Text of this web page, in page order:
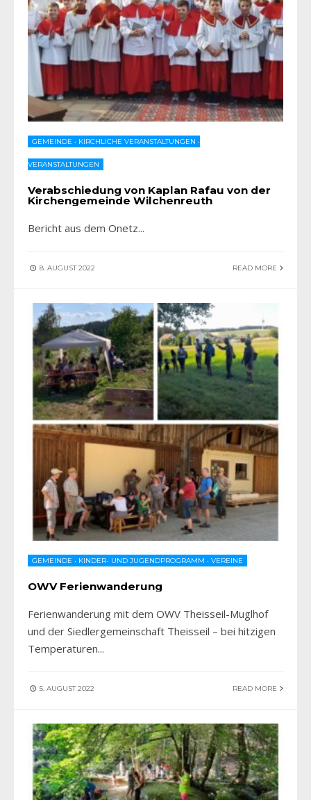
GEMEINDE • KIRCHLICHE VERANSTALTUNGEN •
VERANSTALTUNGEN
Verabschiedung von Kaplan Rafau von der
Kirchengemeinde Wilchenreuth
Bericht aus dem Onetz...
8. AUGUST 2022 READ MORE
GEMEINDE • KINDER- UND JUGENDPROGRAMM • VEREINE
OWV Ferienwanderung
Ferienwanderung mit dem OWV Theisseil-Muglhof
und der Siedlergemeinschaft Theisseil – bei hitzigen
Temperaturen...
5. AUGUST 2022 READ MORE